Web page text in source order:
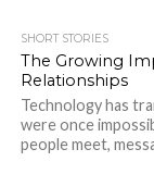
SHORT STORIES
The Growing
Relationships
Technology has
were once
people meet,